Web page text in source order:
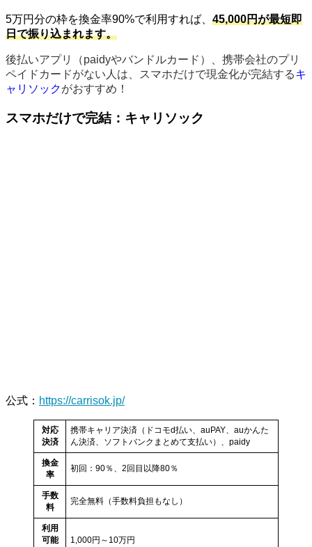
5万円分の枠を換金率90%で利用すれば、 45,000円が最短即
日で振り込まれます。
後払いアプリ（paidyやバンドルカード）、携帯会社のプリ
ペイドカードがない人は、スマホだけで現金化が完結するキ
ャリソックがおすすめ！
スマホだけで完結：キャリソック
公式 ： https://carrisok.jp/
対応
決済
携帯キャリア決済（ドコモd払い、auPAY、auかんた
ん決済、ソフトバンクまとめて支払い）、paidy
換金
率
初回：90％、2回目以降80％
手数
料
完全無料（手数料負担もなし）
利用
可能
1,000円～10万円